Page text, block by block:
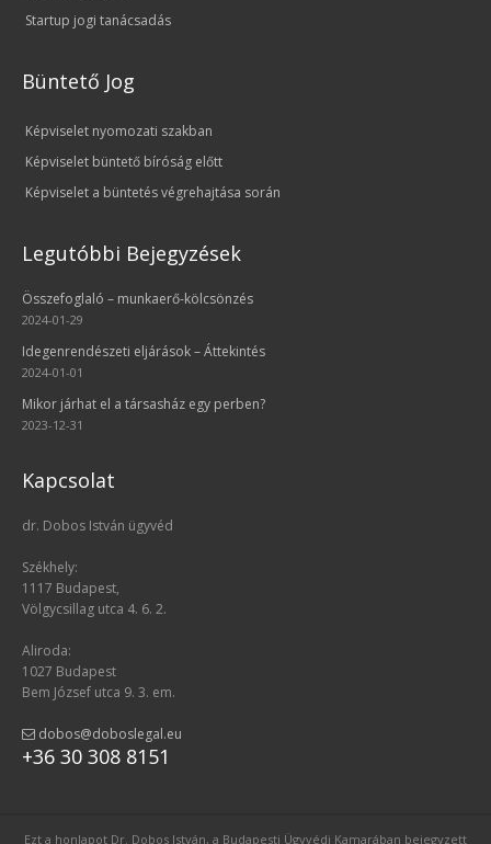
Startup jogi tanácsadás
Büntető Jog
Képviselet nyomozati szakban
Képviselet büntető bíróság előtt
Képviselet a büntetés végrehajtása során
Legutóbbi Bejegyzések
Összefoglaló – munkaerő-kölcsönzés
2024-01-29
Idegenrendészeti eljárások – Áttekintés
2024-01-01
Mikor járhat el a társasház egy perben?
2023-12-31
Kapcsolat
dr. Dobos István ügyvéd
Székhely:
1117 Budapest,
Völgycsillag utca 4. 6. 2.
Aliroda:
1027 Budapest
Bem József utca 9. 3. em.
dobos@doboslegal.eu
+36 30 308 8151
Ezt a honlapot Dr. Dobos István, a Budapesti Ügyvédi Kamarában bejegyzett